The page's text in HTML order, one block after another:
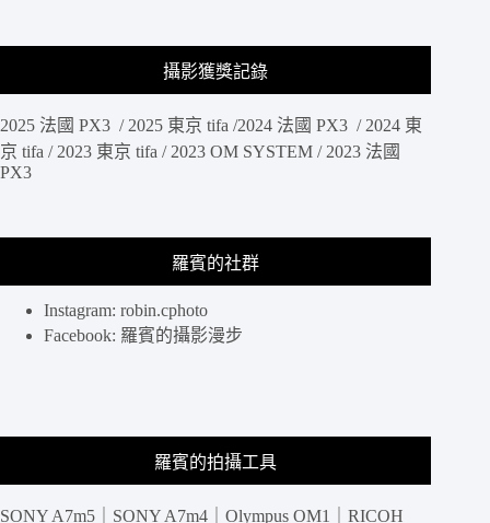
攝影獲獎記錄
2025 法國 PX3 / 2025 東京 tifa /2024 法國 PX3 / 2024 東
京 tifa / 2023 東京 tifa / 2023 OM SYSTEM / 2023 法國
PX3
羅賓的社群
Instagram: robin.cphoto
Facebook: 羅賓的攝影漫步
羅賓的拍攝工具
SONY A7m5｜SONY A7m4｜Olympus OM1｜RICOH